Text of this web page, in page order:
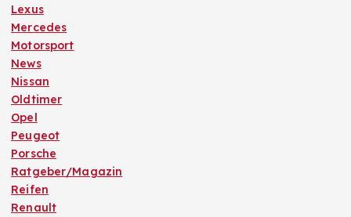
Lexus
Mercedes
Motorsport
News
Nissan
Oldtimer
Opel
Peugeot
Porsche
Ratgeber/Magazin
Reifen
Renault